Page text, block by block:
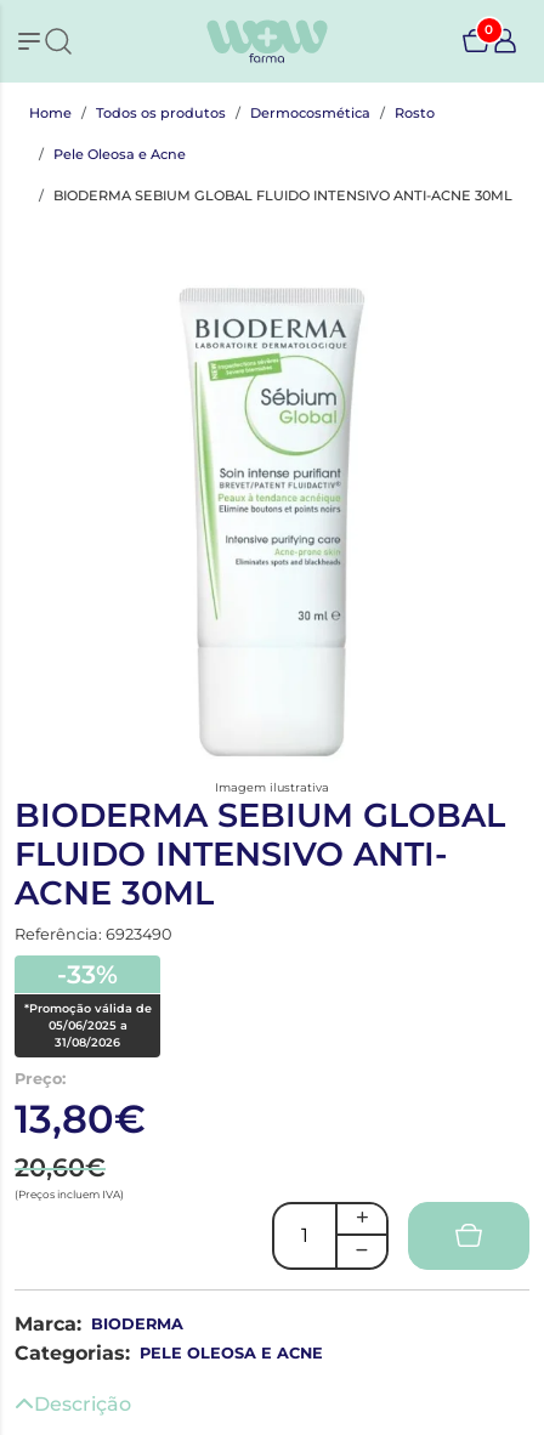
0
Home Todos os produtos Dermocosmética Rosto
Pele Oleosa e Acne
BIODERMA SEBIUM GLOBAL FLUIDO INTENSIVO ANTI-ACNE 30ML
Imagem ilustrativa
BIODERMA SEBIUM GLOBAL
FLUIDO INTENSIVO ANTI-
ACNE 30ML
Referência: 6923490
-33%
*Promoção válida de
05/06/2025 a
31/08/2026
Preço:
13,80€
20,60€
(Preços incluem IVA)
Marca: BIODERMA
Categorias: PELE OLEOSA E ACNE
Descrição